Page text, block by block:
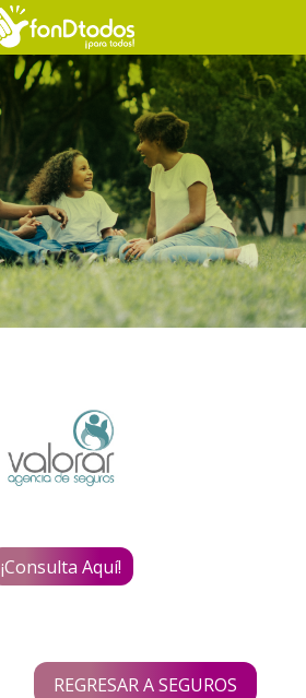
¡Consulta Aquí!
REGRESAR A SEGUROS